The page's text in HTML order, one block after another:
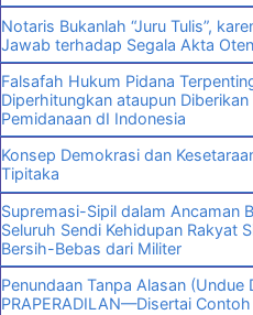
Notaris Bukanlah “Juru Tulis”,
Jawab terhadap Segala Akta
Falsafah Hukum Pidana
Diperhitungkan ataupun
Pemidanaan dI Indonesia
Konsep Demokrasi dan
Tipitaka
Supremasi-Sipil dalam Ancaman
Seluruh Sendi Kehidupan Rakyat
Bersih-Bebas dari Militer
Penundaan Tanpa Alasan (Undue
PRAPERADILAN—Disertai